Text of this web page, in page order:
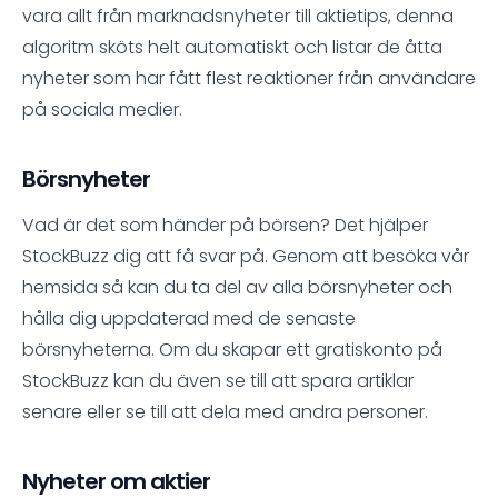
vara allt från marknadsnyheter till aktietips, denna
algoritm sköts helt automatiskt och listar de åtta
nyheter som har fått flest reaktioner från användare
på sociala medier.
Börsnyheter
Vad är det som händer på börsen? Det hjälper
StockBuzz dig att få svar på. Genom att besöka vår
hemsida så kan du ta del av alla börsnyheter och
hålla dig uppdaterad med de senaste
börsnyheterna. Om du skapar ett gratiskonto på
StockBuzz kan du även se till att spara artiklar
senare eller se till att dela med andra personer.
Nyheter om aktier